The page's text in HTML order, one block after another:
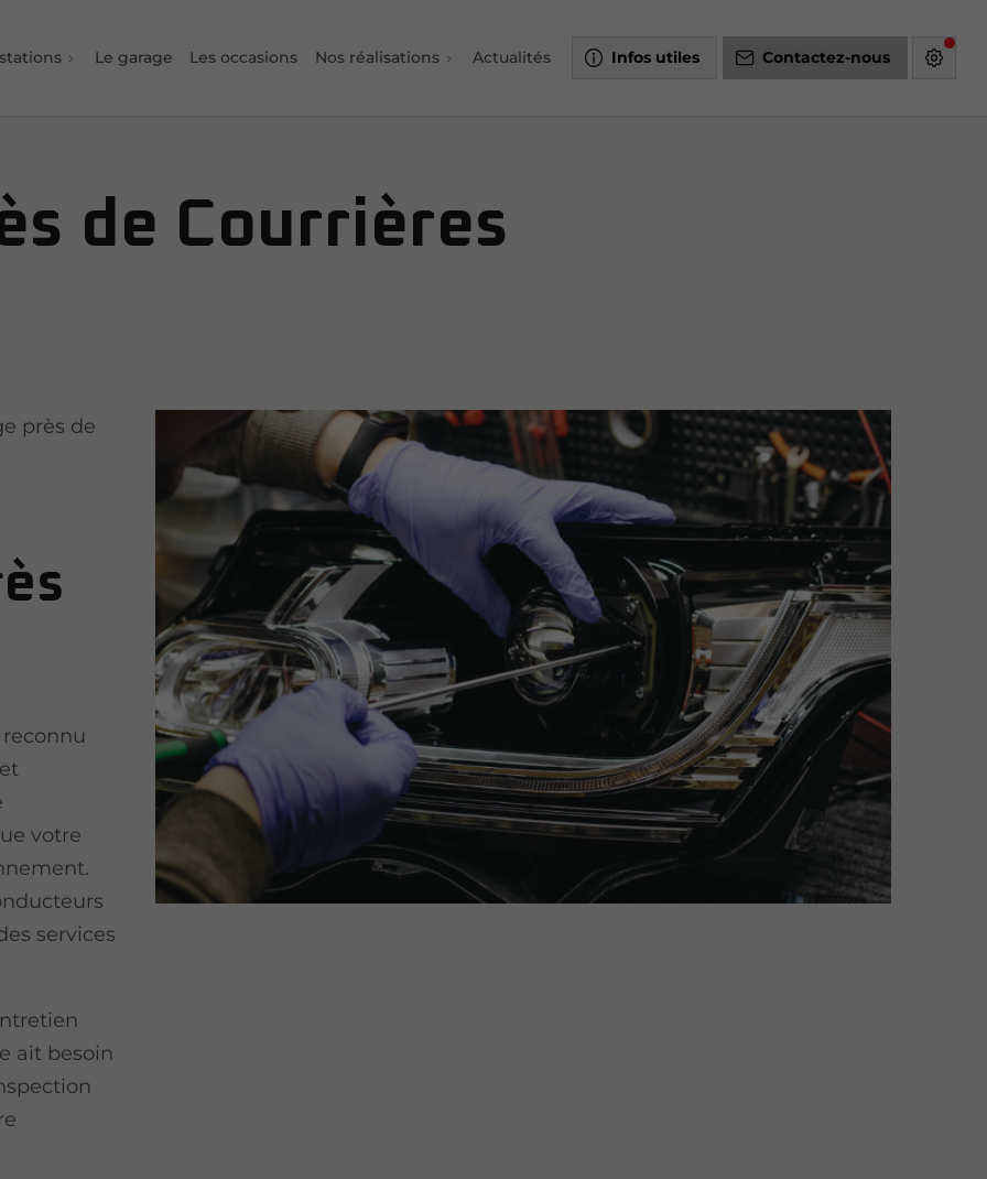
Le garage Les occasions Nos réalisations Actualités Infos utiles Contactez-nous
de Courrières
près de
votre
services
ait besoin